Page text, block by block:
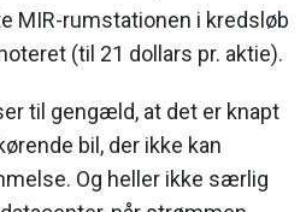
MIR-rumstationen i kredsløb
(til 21 dollars pr. aktie).
til gengæld, at det er knapt
bil, der ikke kan
Og heller ikke særlig